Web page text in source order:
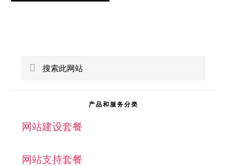
主
栏
搜
站
产品和服务分类
网站建设套餐
网站支持套餐